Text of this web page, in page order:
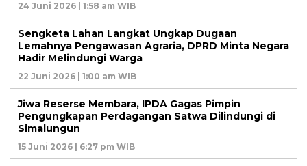
24 Juni 2026 | 1:58 am WIB
Sengketa Lahan Langkat Ungkap Dugaan
Lemahnya Pengawasan Agraria, DPRD Minta Negara
Hadir Melindungi Warga
22 Juni 2026 | 1:00 am WIB
Jiwa Reserse Membara, IPDA Gagas Pimpin
Pengungkapan Perdagangan Satwa Dilindungi di
Simalungun
15 Juni 2026 | 6:27 pm WIB